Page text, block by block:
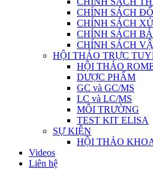
CHÍNH SÁCH
CHÍNH SÁCH
CHÍNH SÁCH
CHÍNH SÁCH
HỘI THẢO TRỰC
HỘI THẢO
DƯỢC PHẨM
GC và GC/MS
LC và LC/MS
MÔI TRƯỜNG
TEST KIT ELISA
SỰ KIỆN
HỘI THẢO
Videos
Liên hệ